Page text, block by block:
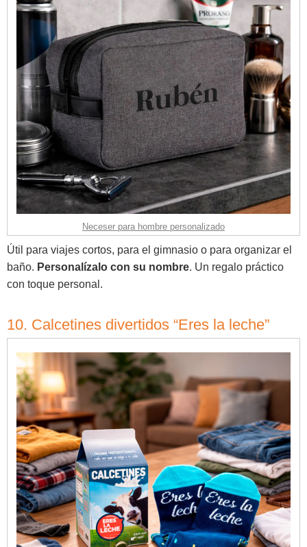
Neceser para hombre personalizado
Útil para viajes cortos, para el gimnasio o para organizar el
baño. Personalízalo con su nombre. Un regalo práctico
con toque personal.
10. Calcetines divertidos “Eres la leche”